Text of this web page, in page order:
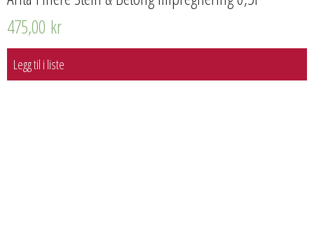
475,00 kr
Legg til i liste